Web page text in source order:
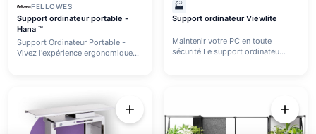
FELLOWES
Support ordinateur portable -
Hana ™
Support Ordinateur Portable -
Vivez l'expérience ergonomique...
🏭
Support ordinateur Viewlite
Maintenir votre PC en toute
sécurité Le support ordinateu...